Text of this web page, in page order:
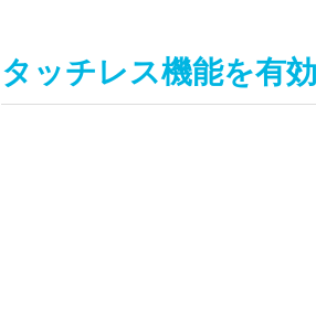
タッチレス機能を有